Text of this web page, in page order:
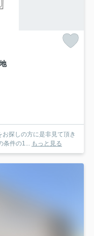
探しの方に是非見て頂き
条件の1... もっと見る